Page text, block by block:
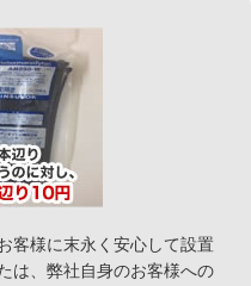
客様に末永く安心して設置
は、弊社自身のお客様への